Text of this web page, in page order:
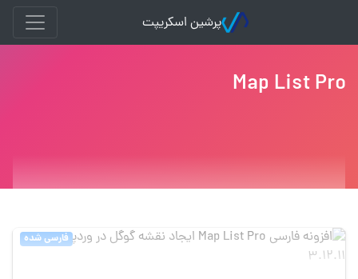
پرشین اسکریپت
Map List Pro
فارسی شده